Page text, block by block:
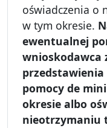
oświadczenia o
w tym okresie.
ewentualnej
wnioskodawca
przedstawienia
pomocy de
okresie albo
nieotrzymaniu